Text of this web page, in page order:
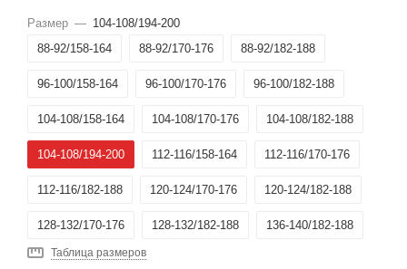
Размер — 104-108/194-200
88-92/158-164
88-92/170-176 88-92/182-188
96-100/158-164 96-100/170-176 96-100/182-188
104-108/158-164 104-108/170-176 104-108/182-188
104-108/194-200 112-116/158-164 112-116/170-176
112-116/182-188 120-124/170-176 120-124/182-188
128-132/170-176 128-132/182-188 136-140/182-188
136-140/194-200
Таблица размеров